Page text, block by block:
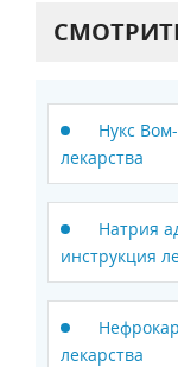
Нукс
лекарства
Натрия
инструкция
лекарства